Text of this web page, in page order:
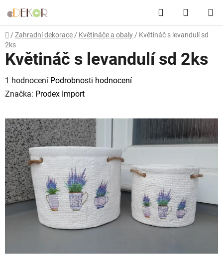
na
obsah
Hledat
KOŠÍK
Domů
/ Zahradní dekorace / Květináče a obaly / Květináč s levandulí sd
2ks
Květináč s levandulí sd 2ks
Průměrné
hodnocení
je
5,0
z
5
hvězdiček.
1 hodnocení Podrobnosti hodnocení
Značka: Prodex Import